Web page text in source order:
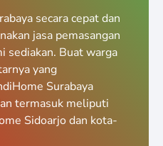
secara cepat dan
jasa pemasangan
sediakan. Buat warga
yang
Surabaya
termasuk meliputi
Sidoarjo dan kota-